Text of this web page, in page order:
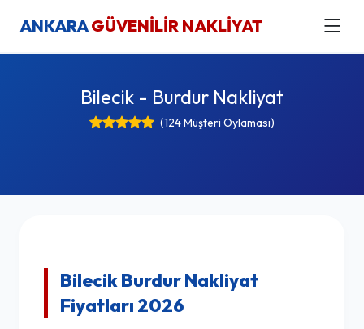
ANKARAGÜVENİLİR NAKLİYAT
Bilecik - Burdur Nakliyat
(124 Müşteri Oylaması)
Bilecik Burdur Nakliyat
Fiyatları 2026